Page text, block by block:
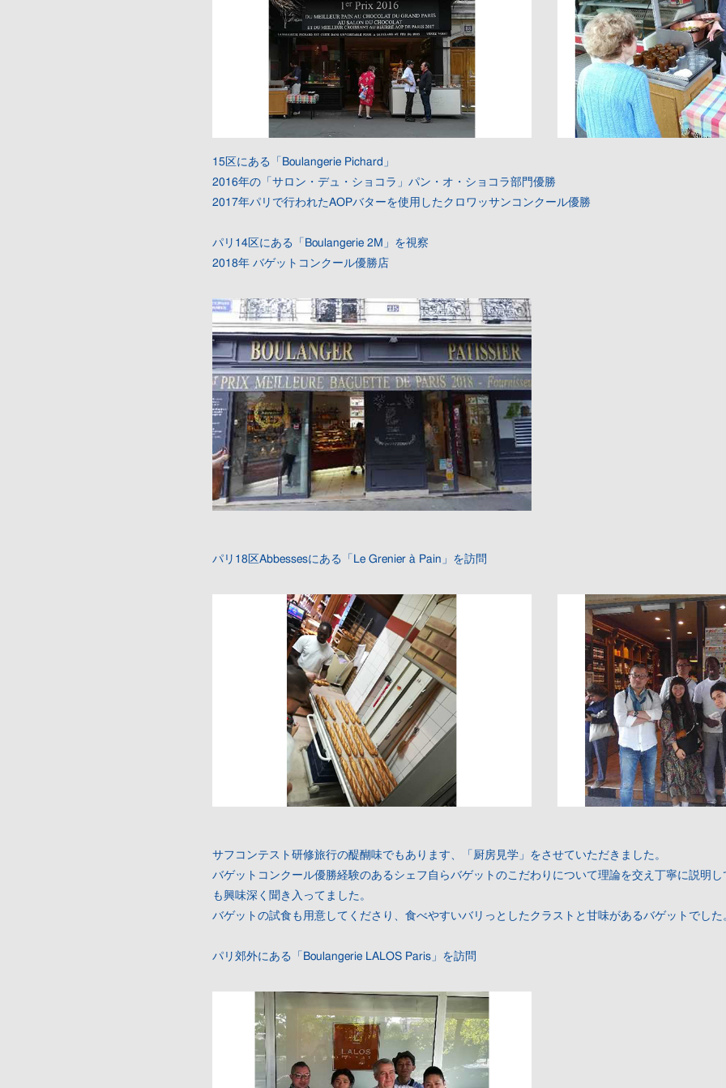
15区にある「Boulangerie Pichard」
2016年の「サロン・デュ・ショコラ」パン・オ・ショコラ部門優勝
2017年パリで行われたAOPバターを使用したクロワッサンコンクール優勝
パリ14区にある「Boulangerie 2M」を視察
2018年 バゲットコンクール優勝店
パリ18区Abbessesにある「Le Grenier à Pain」を訪問
サフコンテスト研修旅行の醍醐味でもあります、「厨房見学」をさせていただきました。
バゲットコンクール優勝経験のあるシェフ自らバゲットのこだわりについて理論を交え丁寧に説明
も興味深く聞き入ってました。
バゲットの試食も用意してくださり、食べやすいバリっとしたクラストと甘味があるバゲットでした
パリ郊外にある「Boulangerie LALOS Paris」を訪問